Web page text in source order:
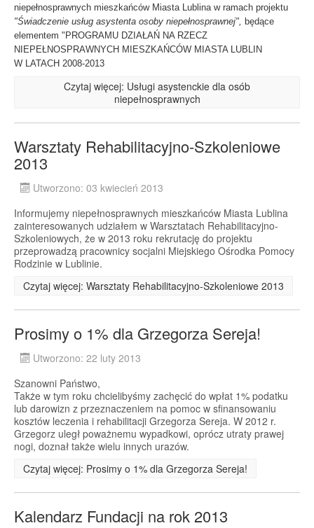
niepełnosprawnych mieszkańców Miasta Lublina w ramach projektu
"Świadczenie usług asystenta osoby niepełnosprawnej", będące
elementem "PROGRAMU DZIAŁAŃ NA RZECZ
NIEPEŁNOSPRAWNYCH MIESZKAŃCÓW MIASTA LUBLIN
W LATACH 2008-2013
Czytaj więcej: Usługi asystenckie dla osób
niepełnosprawnych
Warsztaty Rehabilitacyjno-Szkoleniowe
2013
Utworzono: 03 kwiecień 2013
Informujemy niepełnosprawnych mieszkańców Miasta Lublina
zainteresowanych udziałem w Warsztatach Rehabilitacyjno-
Szkoleniowych, że w 2013 roku rekrutację do projektu
przeprowadzą pracownicy socjalni Miejskiego Ośrodka Pomocy
Rodzinie w Lublinie.
Czytaj więcej: Warsztaty Rehabilitacyjno-Szkoleniowe 2013
Prosimy o 1% dla Grzegorza Sereja!
Utworzono: 22 luty 2013
Szanowni Państwo,
Także w tym roku chcielibyśmy zachęcić do wpłat 1% podatku
lub darowizn z przeznaczeniem na pomoc w sfinansowaniu
kosztów leczenia i rehabilitacji Grzegorza Sereja. W 2012 r.
Grzegorz uległ poważnemu wypadkowi, oprócz utraty prawej
nogi, doznał także wielu innych urazów.
Czytaj więcej: Prosimy o 1% dla Grzegorza Sereja!
Kalendarz Fundacji na rok 2013